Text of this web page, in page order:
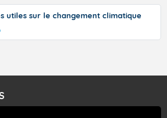
utiles sur le changement climatique